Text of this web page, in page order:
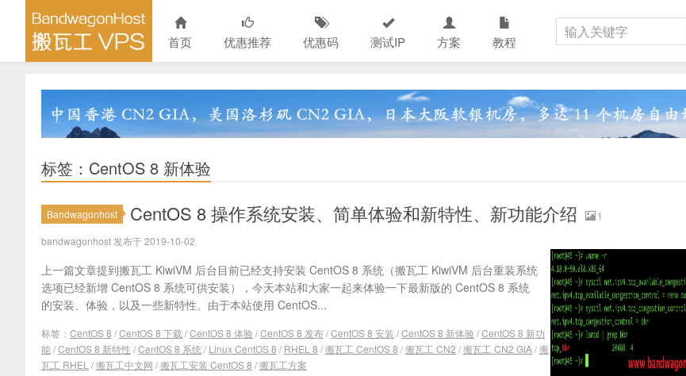
首页 优惠推荐 优惠码 测试IP 方案 教程
标签：CentOS 8 新体验
Bandwagonhost CentOS 8 操作系统安装、简单体验和新特性、新功能介绍
1
bandwagonhost 发布于 2019-10-02
上一篇文章提到搬瓦工 KiwiVM 后台目前已经支持安装 CentOS 8 系统（搬瓦工 KiwiVM 后台重装系统
选项已经新增 CentOS 8 系统可供安装），今天本站和大家一起来体验一下最新版的 CentOS 8 系统
的安装、体验，以及一些新特性。由于本站使用 CentOS...
标签： CentOS 8 /CentOS 8 下载 /CentOS 8 体验 /CentOS 8 发布/CentOS 8 安装 /CentOS 8 新体验 /CentOS 8 新功
能/CentOS 8 新特性 /CentOS 8 系统 / Linux CentOS 8 / RHEL 8 /搬瓦工 CentOS 8 /搬瓦工 CN2 /搬瓦工 CN2 GIA/搬
瓦工 RHEL /搬瓦工中文网 /搬瓦工安装 CentOS 8 /搬瓦工方案